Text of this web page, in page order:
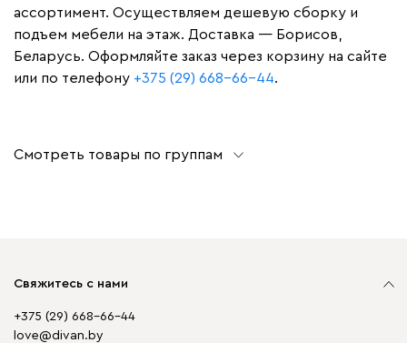
ассортимент. Осуществляем дешевую сборку и
подъем мебели на этаж. Доставка — Борисов,
Беларусь. Оформляйте заказ через корзину на сайте
или по телефону +375 (29) 668-66-44.
Смотреть товары по группам
Свяжитесь с нами
+375 (29) 668-66-44
love@divan.by